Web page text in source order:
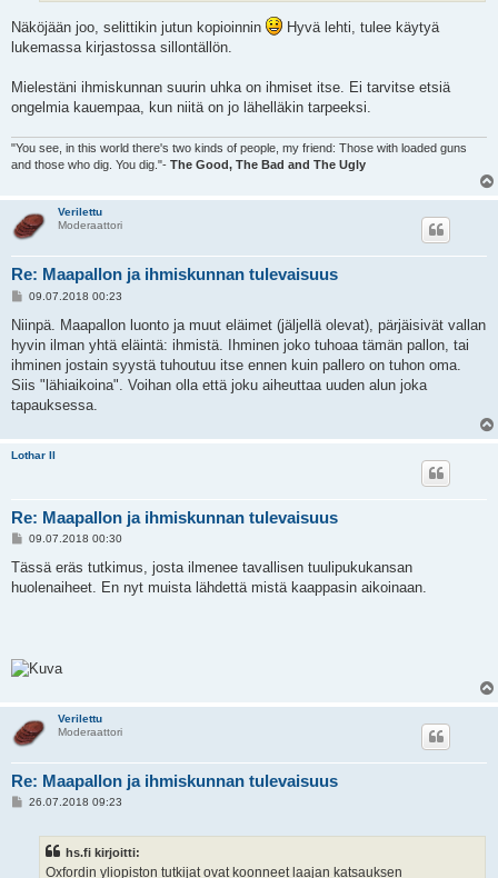
Näköjään joo, selittikin jutun kopioinnin
Hyvä lehti, tulee käytyä
lukemassa kirjastossa sillontällön.
Mielestäni ihmiskunnan suurin uhka on ihmiset itse. Ei tarvitse etsiä
ongelmia kauempaa, kun niitä on jo lähelläkin tarpeeksi.
"You see, in this world there's two kinds of people, my friend: Those with loaded guns
and those who dig. You dig."- The Good, The Bad and The Ugly
Verilettu
Moderaattori
Re: Maapallon ja ihmiskunnan tulevaisuus
V
e
t
i
09.07.2018 00:23
Niinpä. Maapallon luonto ja muut eläimet (jäljellä olevat), pärjäisivät vallan
hyvin ilman yhtä eläintä: ihmistä. Ihminen joko tuhoaa tämän pallon, tai
ihminen jostain syystä tuhoutuu itse ennen kuin pallero on tuhon oma.
Siis "lähiaikoina". Voihan olla että joku aiheuttaa uuden alun joka
tapauksessa.
Lothar II
Re: Maapallon ja ihmiskunnan tulevaisuus
V
e
t
09.07.2018 00:30
Tässä eräs tutkimus, josta ilmenee tavallisen tuulipukukansan
huolenaiheet. En nyt muista lähdettä mistä kaappasin aikoinaan.
Verilettu
Moderaattori
Re: Maapallon ja ihmiskunnan tulevaisuus
V26.07.2018 09:23
hs.fi kirjoitti:
Oxfordin yliopiston tutkijat ovat koonneet laajan katsauksen